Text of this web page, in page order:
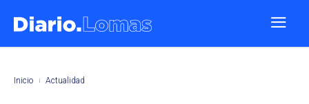
Inicio Actualidad